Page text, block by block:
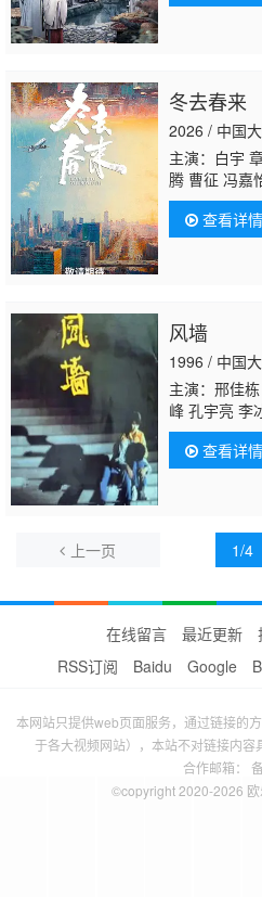
绮 洪洋 张渟
冬去春来
2026 / 中国
主演：白宇
腾 曹征 冯嘉
奕聪 丁勇岱
达 许文广
川 刘金山 王
查看详情
风墙
1996 / 中国
主演：邢佳
峰 孔宇亮 李
磊 赵克明 司
查看详情
上一页 1/4
在线留言 最近更新
RSS订阅
Baidu Google
本网站只提供web页面服务，通过链接的
于各大视频网站），本站不对链接内
合作邮箱：
©copyright 2020-2026